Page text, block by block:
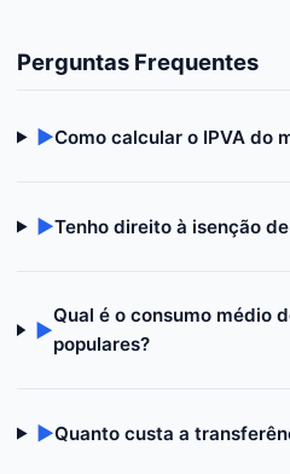
Perguntas Frequentes
▶Como calcular o IPVA do
▶Tenho direito à isenção de
▶
Qual é o consumo médio
populares?
▶Quanto custa a